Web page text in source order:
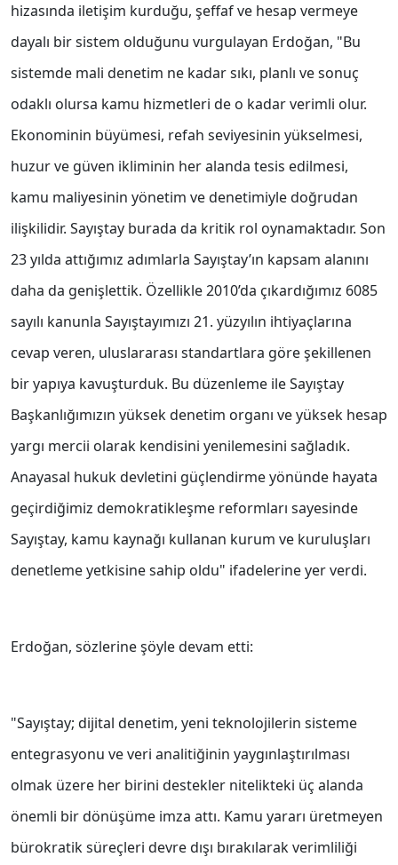
hizasında iletişim kurduğu, şeffaf ve hesap vermeye
dayalı bir sistem olduğunu vurgulayan Erdoğan, "Bu
sistemde mali denetim ne kadar sıkı, planlı ve sonuç
odaklı olursa kamu hizmetleri de o kadar verimli olur.
Ekonominin büyümesi, refah seviyesinin yükselmesi,
huzur ve güven ikliminin her alanda tesis edilmesi,
kamu maliyesinin yönetim ve denetimiyle doğrudan
ilişkilidir. Sayıştay burada da kritik rol oynamaktadır. Son
23 yılda attığımız adımlarla Sayıştay’ın kapsam alanını
daha da genişlettik. Özellikle 2010’da çıkardığımız 6085
sayılı kanunla Sayıştayımızı 21. yüzyılın ihtiyaçlarına
cevap veren, uluslararası standartlara göre şekillenen
bir yapıya kavuşturduk. Bu düzenleme ile Sayıştay
Başkanlığımızın yüksek denetim organı ve yüksek hesap
yargı mercii olarak kendisini yenilemesini sağladık.
Anayasal hukuk devletini güçlendirme yönünde hayata
geçirdiğimiz demokratikleşme reformları sayesinde
Sayıştay, kamu kaynağı kullanan kurum ve kuruluşları
denetleme yetkisine sahip oldu" ifadelerine yer verdi.
Erdoğan, sözlerine şöyle devam etti:
"Sayıştay; dijital denetim, yeni teknolojilerin sisteme
entegrasyonu ve veri analitiğinin yaygınlaştırılması
olmak üzere her birini destekler nitelikteki üç alanda
önemli bir dönüşüme imza attı. Kamu yararı üretmeyen
bürokratik süreçleri devre dışı bırakılarak verimliliği